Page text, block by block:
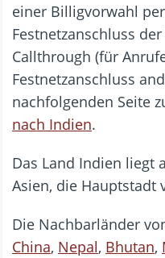
einer Billigvorwahl
Festnetzanschluss
Callthrough (für
Festnetzanschluss
nachfolgenden Seite
nach Indien.
Das Land Indien liegt
Asien, die Hauptstadt
Die Nachbarländer
China, Nepal, Bhutan,